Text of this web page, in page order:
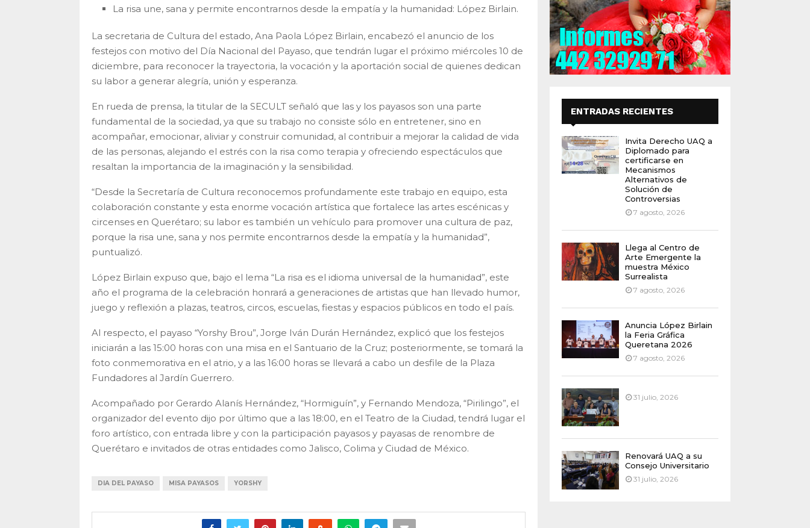
La risa une, sana y permite encontrarnos desde la empatía y la humanidad: López Birlain.
La secretaria de Cultura del estado, Ana Paola López Birlain, encabezó el anuncio de los
festejos con motivo del Día Nacional del Payaso, que tendrán lugar el próximo miércoles 10 de
diciembre, para reconocer la trayectoria, la vocación y la aportación social de quienes dedican
su labor a generar alegría, unión y esperanza.
En rueda de prensa, la titular de la SECULT señaló que las y los payasos son una parte
fundamental de la sociedad, ya que su trabajo no consiste sólo en entretener, sino en
acompañar, emocionar, aliviar y construir comunidad, al contribuir a mejorar la calidad de vida
de las personas, alejando el estrés con la risa como terapia y ofreciendo espectáculos que
resaltan la importancia de la imaginación y la sensibilidad.
“Desde la Secretaría de Cultura reconocemos profundamente este trabajo en equipo, esta
colaboración constante y esta enorme vocación artística que fortalece las artes escénicas y
circenses en Querétaro; su labor es también un vehículo para promover una cultura de paz,
porque la risa une, sana y nos permite encontrarnos desde la empatía y la humanidad”,
puntualizó.
López Birlain expuso que, bajo el lema “La risa es el idioma universal de la humanidad”, este
año el programa de la celebración honrará a generaciones de artistas que han llevado humor,
juego y reflexión a plazas, teatros, circos, escuelas, fiestas y espacios públicos en todo el país.
Al respecto, el payaso “Yorshy Brou”, Jorge Iván Durán Hernández, explicó que los festejos
iniciarán a las 15:00 horas con una misa en el Santuario de la Cruz; posteriormente, se tomará la
foto conmemorativa en el atrio, y a las 16:00 horas se llevará a cabo un desfile de la Plaza
Fundadores al Jardín Guerrero.
Acompañado por Gerardo Alanís Hernández, “Hormiguín”, y Fernando Mendoza, “Pirilingo”, el
organizador del evento dijo por último que a las 18:00, en el Teatro de la Ciudad, tendrá lugar el
foro artístico, con entrada libre y con la participación payasos y payasas de renombre de
Querétaro e invitados de otras entidades como Jalisco, Colima y Ciudad de México.
DIA DEL PAYASO MISA PAYASOS YORSHY
ENTRADAS RECIENTES
Invita Derecho UAQ a
Diplomado para
certificarse en
Mecanismos
Alternativos de
Solución de
Controversias
7 agosto, 2026
Llega al Centro de
Arte Emergente la
muestra México
Surrealista
7 agosto, 2026
Anuncia López Birlain
la Feria Gráfica
Queretana 2026
7 agosto, 2026
31 julio, 2026
Renovará UAQ a su
Consejo Universitario
31 julio, 2026